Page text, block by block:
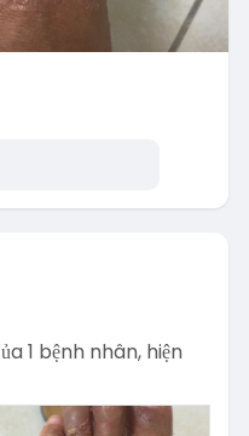
1 bệnh nhân, hiện